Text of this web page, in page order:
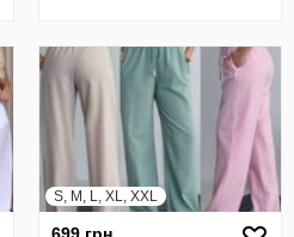
S, M, L, XL, XXL